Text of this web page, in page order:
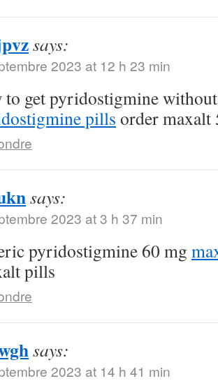
says:
2023 at 12 h 23 min
to get pyridostigmine
pills order
says:
2023 at 3 h 37 min
pyridostigmine 60 mg
pills
says:
2023 at 14 h 41 min